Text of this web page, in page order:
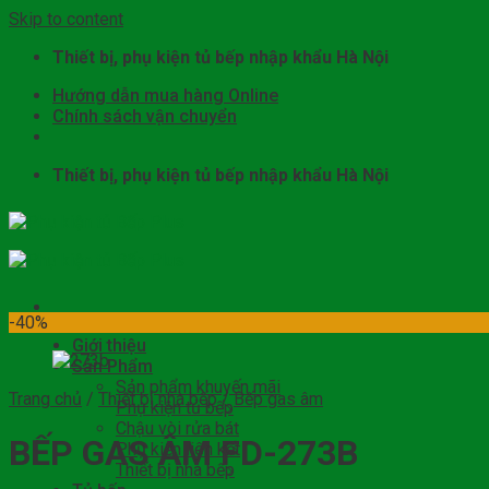
Skip to content
Thiết bị, phụ kiện tủ bếp nhập khẩu Hà Nội
Hướng dẫn mua hàng Online
Chính sách vận chuyển
Thiết bị, phụ kiện tủ bếp nhập khẩu Hà Nội
Giới thiệu
Sản Phẩm
Sản phẩm khuyến mãi
Phụ kiện tủ bếp
Chậu vòi rửa bát
Phụ kiện liên kết
Thiết bị nhà bếp
-40%
Trang chủ / Thiết bị nhà bếp / Bếp gas âm
BẾP GAS ÂM FD-273B